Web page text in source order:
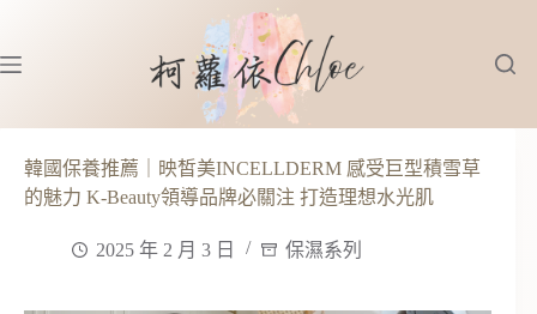
主
內
韓國保養推薦｜映皙美INCELLDERM 感受巨型積雪草
的魅力 K-Beauty領導品牌必關注 打造理想水光肌
2025 年 2 月 3 日 保濕系列